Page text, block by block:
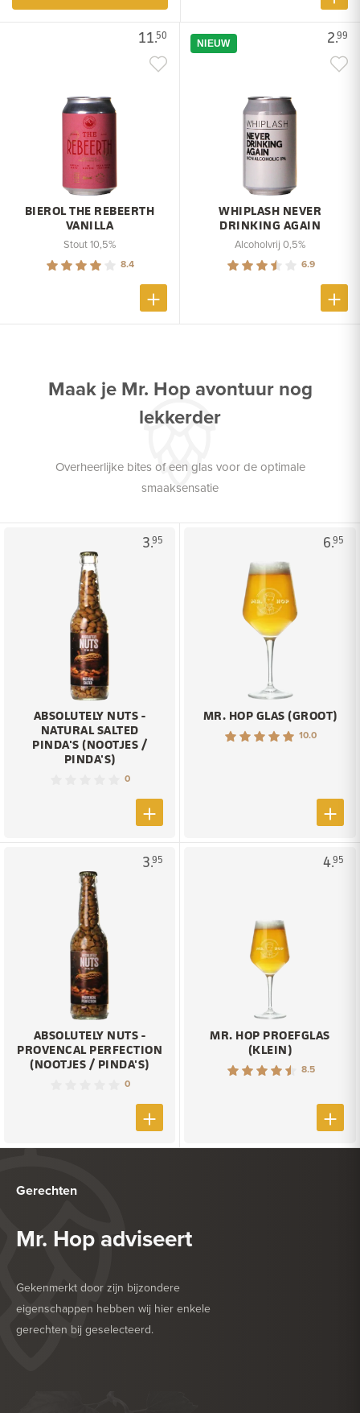
11.50
BIEROL THE REBEERTH
VANILLA
Stout 10,5%
8.4
2.99
NIEUW
WHIPLASH NEVER
DRINKING AGAIN
Alcoholvrij 0,5%
6.9
Maak je Mr. Hop avontuur nog
lekkerder
Overheerlijke bites of een glas voor de optimale
smaaksensatie
3.95
ABSOLUTELY NUTS -
NATURAL SALTED
PINDA'S (NOOTJES /
PINDA'S)
0
6.95
MR. HOP GLAS (GROOT)
10.0
3.95
ABSOLUTELY NUTS -
PROVENCAL PERFECTION
(NOOTJES / PINDA'S)
0
4.95
MR. HOP PROEFGLAS
(KLEIN)
8.5
Gerechten
Mr. Hop adviseert
Gekenmerkt door zijn bijzondere
eigenschappen hebben wij hier enkele
gerechten bij geselecteerd.
HEERLIJK BIJ